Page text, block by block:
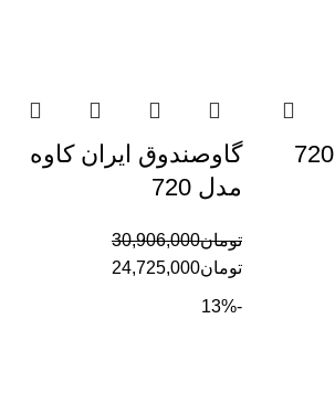
گاوصندوق مدل 720
گاوصندوق ایران کاوه
مدل 720
تومان30,906,000
تومان24,725,000
-13%